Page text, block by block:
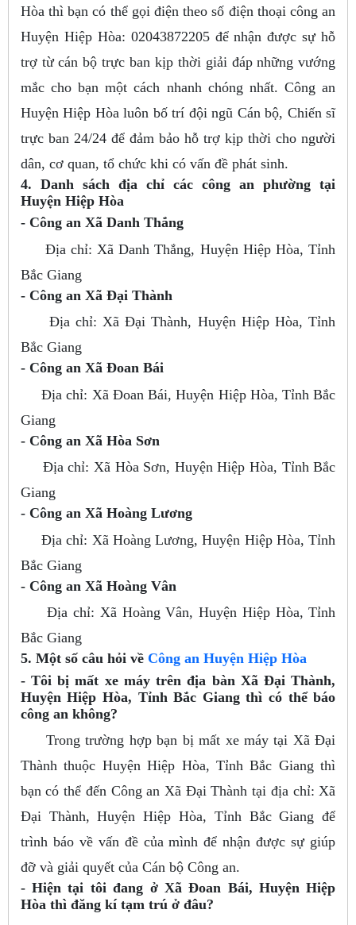
Hòa thì bạn có thể gọi điện theo số điện thoại công an
Huyện Hiệp Hòa: 02043872205 để nhận được sự hỗ
trợ từ cán bộ trực ban kịp thời giải đáp những vướng
mắc cho bạn một cách nhanh chóng nhất. Công an
Huyện Hiệp Hòa luôn bố trí đội ngũ Cán bộ, Chiến sĩ
trực ban 24/24 để đảm bảo hỗ trợ kịp thời cho người
dân, cơ quan, tổ chức khi có vấn đề phát sinh.
4. Danh sách địa chỉ các công an phường tại
Huyện Hiệp Hòa
- Công an Xã Danh Thắng
Địa chỉ: Xã Danh Thắng, Huyện Hiệp Hòa, Tỉnh
Bắc Giang
- Công an Xã Đại Thành
Địa chỉ: Xã Đại Thành, Huyện Hiệp Hòa, Tỉnh
Bắc Giang
- Công an Xã Đoan Bái
Địa chỉ: Xã Đoan Bái, Huyện Hiệp Hòa, Tỉnh Bắc
Giang
- Công an Xã Hòa Sơn
Địa chỉ: Xã Hòa Sơn, Huyện Hiệp Hòa, Tỉnh Bắc
Giang
- Công an Xã Hoàng Lương
Địa chỉ: Xã Hoàng Lương, Huyện Hiệp Hòa, Tỉnh
Bắc Giang
- Công an Xã Hoàng Vân
Địa chỉ: Xã Hoàng Vân, Huyện Hiệp Hòa, Tỉnh
Bắc Giang
5. Một số câu hỏi về Công an Huyện Hiệp Hòa
- Tôi bị mất xe máy trên địa bàn Xã Đại Thành,
Huyện Hiệp Hòa, Tỉnh Bắc Giang thì có thể báo
công an không?
Trong trường hợp bạn bị mất xe máy tại Xã Đại
Thành thuộc Huyện Hiệp Hòa, Tỉnh Bắc Giang thì
bạn có thể đến Công an Xã Đại Thành tại địa chỉ: Xã
Đại Thành, Huyện Hiệp Hòa, Tỉnh Bắc Giang để
trình báo về vấn đề của mình để nhận được sự giúp
đỡ và giải quyết của Cán bộ Công an.
- Hiện tại tôi đang ở Xã Đoan Bái, Huyện Hiệp
Hòa thì đăng kí tạm trú ở đâu?